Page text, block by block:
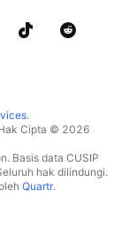
.
Cipta © 2026
Basis data CUSIP
hak dilindungi.
Quartr.